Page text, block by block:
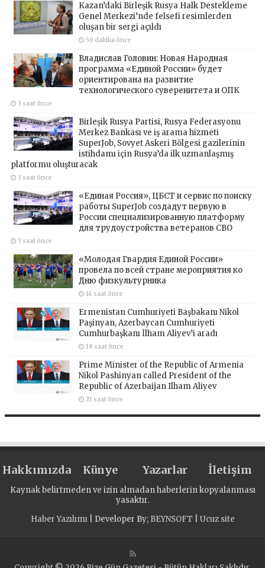
Kazan’daki Birleşik Rusya Halk Destekleme
Genel Merkezi’nde felsefi resimlerden
oluşan bir sergi açıldı
50 dakika önce
Владислав Головин: Новая Народная
программа «Единой России» будет
ориентирована на развитие
технологического суверенитета и ОПК
3 saat önce
Birleşik Rusya Partisi, Rusya Federasyonu
Merkez Bankası ve iş arama hizmeti
SuperJob, Sovyet Askeri Bölgesi gazilerinin
istihdamı için Rusya’da ilk uzmanlaşmış
platformu oluşturacak
3 saat önce
«Единая Россия», ЦБСТ и сервис по поиску
работы SuperJob создадут первую в
России специализированную платформу
для трудоустройства ветеранов СВО
7 saat önce
«Молодая Гвардия Единой России»
провела по всей стране мероприятия ко
Дню физкультурника
14 saat önce
Ermenistan Cumhuriyeti Başbakanı Nikol
Paşinyan, Azerbaycan Cumhuriyeti
Cumhurbaşkanı İlham Aliyev’i aradı
18 saat önce
Prime Minister of the Republic of Armenia
Nikol Pashinyan called President of the
Republic of Azerbaijan Ilham Aliyev
21 saat önce
Hakkımızda Künye Yazarlar İletişim
Kaynak belirtmeden ve izin almadan haberlerin kopyalanması
yasaktır.
Haber Yazılımı| Developer By; BEYNSOFT Ucuz site